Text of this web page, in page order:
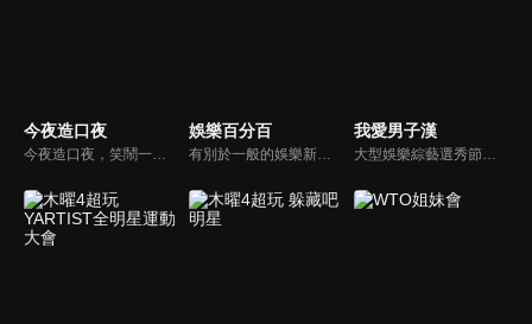
今夜造口夜
今夜造口夜，笑鬧一整夜。以網路自製嘲諷節目走紅、在網路擁有廣大支持群眾和影響力的主播「視網膜」，藉此一揉合綜藝與喜劇之談話性節目，帶觀眾以輕鬆之方式，瞭解時下最熱門、最能引起共鳴的社會議題、現象和人物。 多元的切入角度、最輕鬆易懂的議題剖析、言論尺度不設限！
娛樂百分百
有別於一般的娛樂新聞播報，透過遊戲、粉絲互動認識大明星們的真性情，歌唱單元讓你享受歌手們天籟般的歌聲，各式專題報導是為最佳懶人包，掌握最新娛樂動態，求新求變的節目單元刺激你的感官、滿足你的視覺，帶給你滿滿的歡笑，洗去整日的疲憊！
我愛男子漢
大型娛樂綜藝選秀節目《我愛男子漢》強勢登場！打造全新華語男子團體！各個參賽者無不卯足全力，使出看家本領只為登上夢想殿堂！為了擄獲評審芳心，哪些參賽者會使出意想不到的絕招呢？獨家精彩內容搶先看，想知道有什麼大來賓大駕光臨？想知道有那些爆笑互動內容？